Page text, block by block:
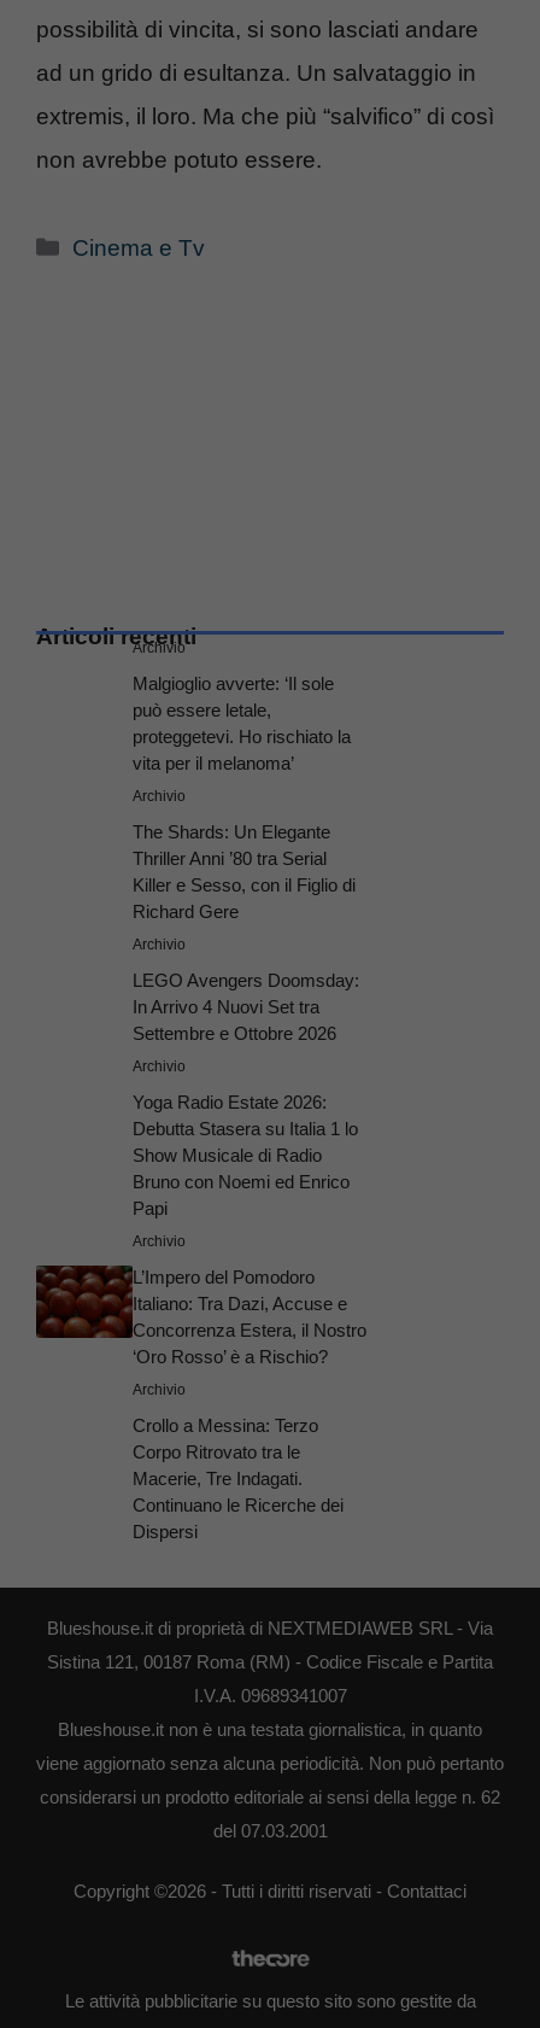
possibilità di vincita, si sono lasciati andare
ad un grido di esultanza. Un salvataggio in
extremis, il loro. Ma che più “salvifico” di così
non avrebbe potuto essere.
Categorie
Cinema e Tv
Articoli recenti
Archivio
Malgioglio avverte: ‘Il sole
può essere letale,
proteggetevi. Ho rischiato la
vita per il melanoma’
Archivio
The Shards: Un Elegante
Thriller Anni ’80 tra Serial
Killer e Sesso, con il Figlio di
Richard Gere
Archivio
LEGO Avengers Doomsday:
In Arrivo 4 Nuovi Set tra
Settembre e Ottobre 2026
Archivio
Yoga Radio Estate 2026:
Debutta Stasera su Italia 1 lo
Show Musicale di Radio
Bruno con Noemi ed Enrico
Papi
Archivio
L’Impero del Pomodoro
Italiano: Tra Dazi, Accuse e
Concorrenza Estera, il Nostro
‘Oro Rosso’ è a Rischio?
Archivio
Crollo a Messina: Terzo
Corpo Ritrovato tra le
Macerie, Tre Indagati.
Continuano le Ricerche dei
Dispersi
Blueshouse.it di proprietà di NEXTMEDIAWEB SRL - Via
Sistina 121, 00187 Roma (RM) - Codice Fiscale e Partita
I.V.A. 09689341007
Blueshouse.it non è una testata giornalistica, in quanto
viene aggiornato senza alcuna periodicità. Non può pertanto
considerarsi un prodotto editoriale ai sensi della legge n. 62
del 07.03.2001
Copyright ©2026 - Tutti i diritti riservati - Contattaci
Le attività pubblicitarie su questo sito sono gestite da